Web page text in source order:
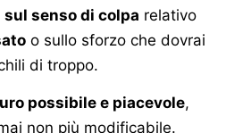
sul senso di colpa relativo
o sullo sforzo che dovrai
di troppo.
possibile e piacevole,
non più modificabile.